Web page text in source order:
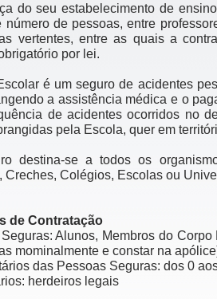
do seu estabelecimento de
número de pessoas, entre
vertentes, entre as quais a
por lei.
é um seguro de acidentes
a assistência médica e o
de acidentes ocorridos no
pela Escola, quer em
destina-se a todos os
Creches, Colégios, Escolas ou
de Contratação
Alunos, Membros do
mominalmente e constar na
das Pessoas Seguras: dos 0
herdeiros legais